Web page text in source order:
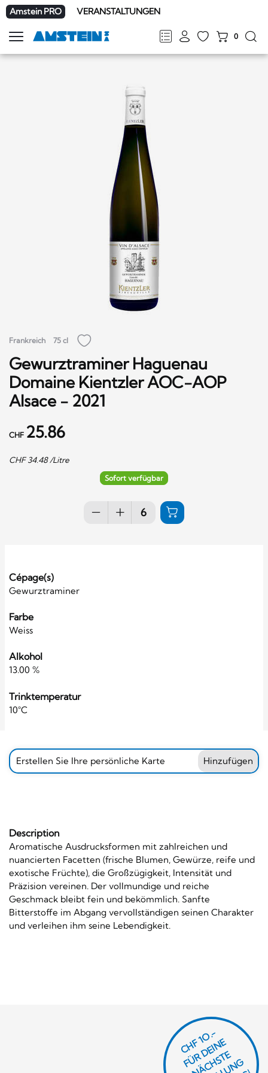
Amstein PRO VERANSTALTUNGEN
FRDEENIT
0
Navigation
zeigen
Frankreich 75 cl
Gewurztraminer Haguenau
Domaine Kientzler AOC-AOP
Alsace - 2021
CHF 25.86
CHF34.48/Litre
Sofort verfügbar
Cépage(s)
Gewurztraminer
Farbe
Weiss
Alkohol
13.00 %
Trinktemperatur
10°C
Erstellen Sie Ihre persönliche Karte Hinzufügen
Description
Aromatische Ausdrucksformen mit zahlreichen und
nuancierten Facetten (frische Blumen, Gewürze, reife und
exotische Früchte), die Großzügigkeit, Intensität und
Präzision vereinen. Der vollmundige und reiche
Geschmack bleibt fein und bekömmlich. Sanfte
Bitterstoffe im Abgang vervollständigen seinen Charakter
und verleihen ihm seine Lebendigkeit.
CHF 1O.-
Ü
R
D
EI
N
E
Ä
C
S
T
E
B
E
S
T
E
L
U
N
B
E
S
T
E
L
L
U
N